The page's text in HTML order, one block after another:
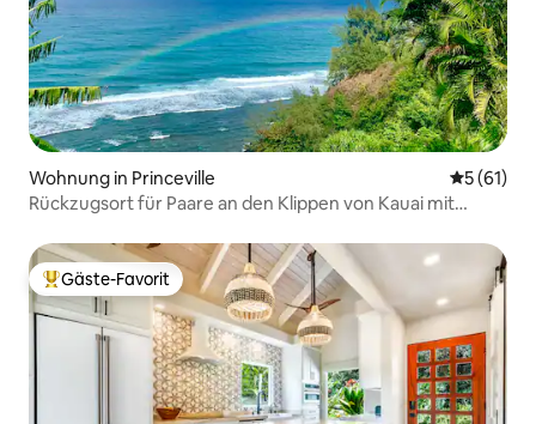
Wohnung in Princeville
5 (61)
Rückzugsort für Paare an den Klippen von Kauai mit
Beliebter Gäste-Favorit.
Gäste-Favorit